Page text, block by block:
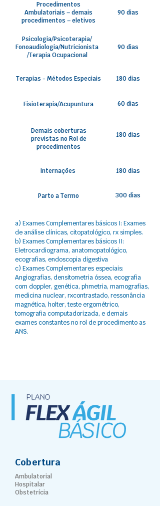
Procedimentos
Ambulatoriais – demais
procedimentos – eletivos
90 dias
Psicologia/Psicoterapia/
Fonoaudiologia/Nutricionista
/Terapia Ocupacional
90 dias
Terapias - Métodos Especiais 180 dias
Fisioterapia/Acupuntura 60 dias
Demais coberturas
previstas no Rol de
procedimentos
180 dias
Internações 180 dias
Parto a Termo 300 dias
a) Exames Complementares básicos I: Exames
de análise clínicas, citopatológico, rx simples.
b) Exames Complementares básicos II:
Eletrocardiograma, anatomopatológico,
ecografias, endoscopia digestiva
c) Exames Complementares especiais:
Angiografias, densitometria óssea, ecografia
com doppler, genética, phmetria, mamografias,
medicina nuclear, rxcontrastado, ressonância
magnética, holter, teste ergométrico,
tomografia computadorizada, e demais
exames constantes no rol de procedimento as
ANS.
Cobertura
Ambulatorial
Hospitalar
Obstetrícia